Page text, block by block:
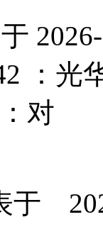
于
：光
：对